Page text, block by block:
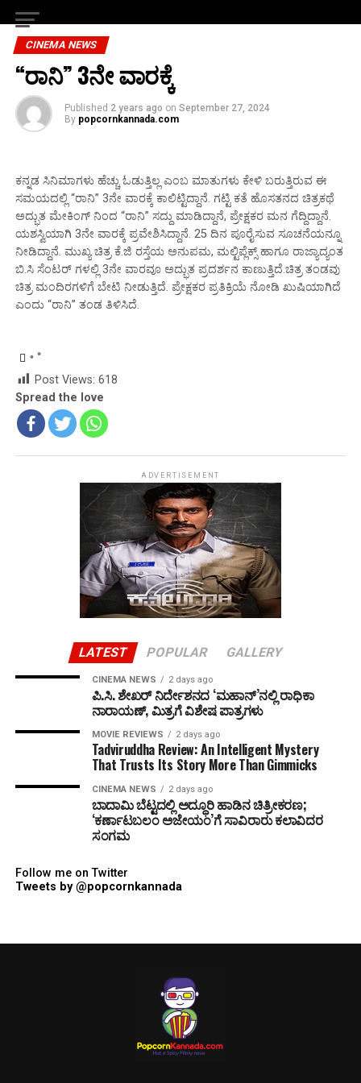
CINEMA NEWS
“ರಾನಿ” 3ನೇ ವಾರಕ್ಕೆ
Published 2 years ago on September 27, 2024
By popcornkannada.com
ಕನ್ನಡ ಸಿನಿಮಾಗಳು ಹೆಚ್ಚು ಓಡುತ್ತಿಲ್ಲ ಎಂಬ ಮಾತುಗಳು ಕೇಳಿ ಬರುತ್ತಿರುವ ಈ
ಸಮಯದಲ್ಲಿ “ರಾನಿ” 3ನೇ ವಾರಕ್ಕೆ ಕಾಲಿಟ್ಟಿದ್ದಾನೆ. ಗಟ್ಟಿ ಕತೆ ಹೊಸತನದ ಚಿತ್ರಕಥೆ
ಅದ್ಭುತ ಮೇಕಿಂಗ್ ನಿಂದ “ರಾನಿ” ಸದ್ದು ಮಾಡಿದ್ದಾನೆ, ಪ್ರೇಕ್ಷಕರ ಮನ ಗೆದ್ದಿದ್ದಾನೆ.
ಯಶಸ್ವಿಯಾಗಿ 3ನೇ ವಾರಕ್ಕೆ ಪ್ರವೇಶಿಸಿದ್ದಾನೆ. 25 ದಿನ ಪೂರೈಸುವ ಸೂಚನೆಯನ್ನೂ
ನೀಡಿದ್ದಾನೆ. ಮುಖ್ಯ ಚಿತ್ರ ಕೆ.ಜಿ ರಸ್ತೆಯ ಅನುಪಮ, ಮಲ್ಟಿಪ್ಲೆಕ್ಸ್ ಹಾಗೂ ರಾಜ್ಯಾದ್ಯಂತ
ಬಿ.ಸಿ ಸೆಂಟರ್ ಗಳಲ್ಲಿ 3ನೇ ವಾರವೂ ಅದ್ಭುತ ಪ್ರದರ್ಶನ ಕಾಣುತ್ತಿದೆ.ಚಿತ್ರ ತಂಡವು
ಚಿತ್ರ ಮಂದಿರಗಳಿಗೆ ಬೇಟಿ ನೀಡುತ್ತಿದೆ. ಪ್ರೇಕ್ಷಕರ ಪ್ರತಿಕ್ರಿಯೆ ನೋಡಿ ಖುಷಿಯಾಗಿದೆ
ಎಂದು “ರಾನಿ” ತಂಡ ತಿಳಿಸಿದೆ.
Post Views: 618
Spread the love
ADVERTISEMENT
LATEST POPULAR GALLERY
CINEMA NEWS 2 days ago
ಪಿ.ಸಿ. ಶೇಖರ್ ನಿರ್ದೇಶನದ ‘ಮಹಾನ್’ನಲ್ಲಿ ರಾಧಿಕಾ
ನಾರಾಯಣ್, ಮಿತ್ರಗೆ ವಿಶೇಷ ಪಾತ್ರಗಳು
MOVIE REVIEWS 2 days ago
Tadviruddha Review: An Intelligent Mystery
That Trusts Its Story More Than Gimmicks
CINEMA NEWS 2 days ago
ಬಾದಾಮಿ ಬೆಟ್ಟದಲ್ಲಿ ಅದ್ಧೂರಿ ಹಾಡಿನ ಚಿತ್ರೀಕರಣ;
‘ಕರ್ಣಾಟಬಲಂ ಅಜೇಯಂ’ಗೆ ಸಾವಿರಾರು ಕಲಾವಿದರ
ಸಂಗಮ
Follow me on Twitter
Tweets by @popcornkannada